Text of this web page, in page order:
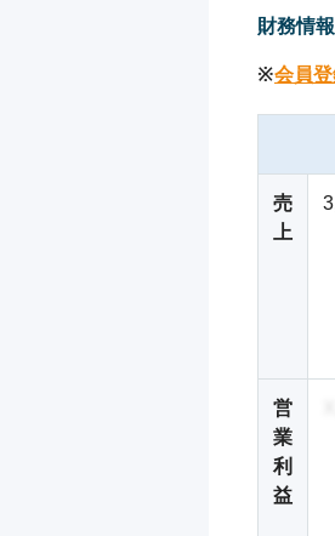
財務情報
※会員
売
上
営
業
利
益